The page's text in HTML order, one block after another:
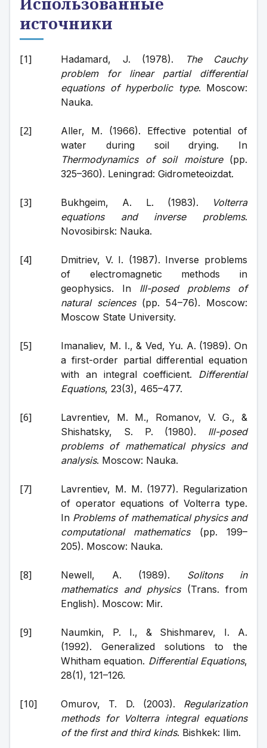
источники
Hadamard, J. (1978).
The Cauchy
problem for linear partial differential
equations of hyperbolic type. Moscow:
Nauka.
Aller, M. (1966). Effective potential of
Thermodynamics of soil moisture (pp.
325–360). Leningrad: Gidrometeoizdat.
Bukhgeim, A. L. (1983).
Volterra
equations and inverse problems.
Novosibirsk: Nauka.
Dmitriev, V. I. (1987). Inverse problems
of electromagnetic methods in
geophysics. In Ill-posed problems of
natural sciences (pp. 54–76). Moscow:
Moscow State University.
Imanaliev, M. I., & Ved, Yu. A. (1989). On
a first-order partial differential equation
with an integral coefficient. Differential
Equations, 23(3), 465–477.
Lavrentiev, M. M., Romanov, V. G., &
Shishatsky, S. P. (1980). Ill-posed
problems of mathematical physics and
analysis. Moscow: Nauka.
Lavrentiev, M. M. (1977). Regularization
of operator equations of Volterra type.
In Problems of mathematical physics and
computational mathematics (pp. 199–
205). Moscow: Nauka.
Newell, A. (1989). Solitons in
mathematics and physics (Trans. from
English). Moscow: Mir.
Naumkin, P. I., & Shishmarev, I. A.
(1992). Generalized solutions to the
Whitham equation. Differential Equations,
28(1), 121–126.
Omurov, T. D. (2003). Regularization
methods for Volterra integral equations
of the first and third kinds. Bishkek: Ilim.